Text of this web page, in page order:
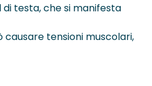
di testa, che si manifesta
tensioni muscolari,